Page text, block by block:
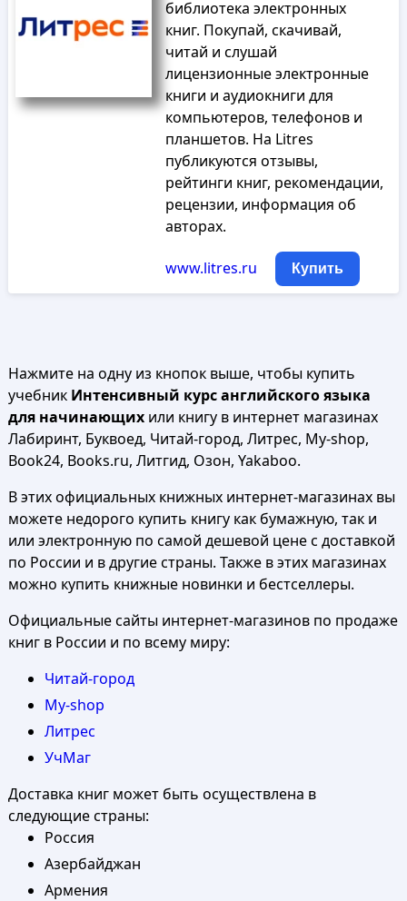
библиотека электронных
книг. Покупай, скачивай,
читай и слушай
лицензионные электронные
книги и аудиокниги для
компьютеров, телефонов и
планшетов. На Litres
публикуются отзывы,
рейтинги книг, рекомендации,
рецензии, информация об
авторах.
www.litres.ru Купить
Нажмите на одну из кнопок выше, чтобы купить
учебник Интенсивный курс английского языка
для начинающихили книгу в интернет магазинах
Лабиринт, Буквоед, Читай-город, Литрес, My-shop,
Book24, Books.ru, Литгид, Озон, Yakaboo.
В этих официальных книжных интернет-магазинах вы
можете недорого купить книгу как бумажную, так и
или электронную по самой дешевой цене с доставкой
по России и в другие страны. Также в этих магазинах
можно купить книжные новинки и бестселлеры.
Официальные сайты интернет-магазинов по продаже
книг в России и по всему миру:
Читай-город
My-shop
Литрес
УчМаг
Доставка книг может быть осуществлена в
следующие страны:
Россия
Азербайджан
Армения